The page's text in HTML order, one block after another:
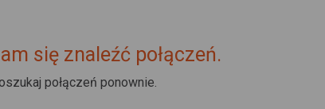
się znaleźć połączeń.
połączeń ponownie.